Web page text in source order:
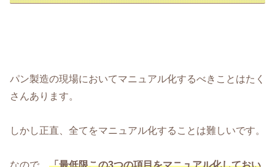
パン製造の現場においてマニュアル化するべきことはたく
さんあります。
しかし正直、全てをマニュアル化することは難しいです。